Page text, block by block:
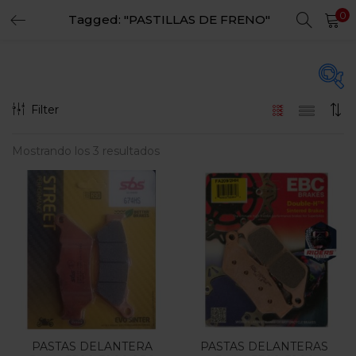
Tagged: "PASTILLAS DE FRENO" 0
Precio:
En oferta(15)
Filter
Mostrando los 3 resultados
PASTAS DELANTERA
PASTAS DELANTERAS
LOGIN REGISTER
Remember me
Lost password?